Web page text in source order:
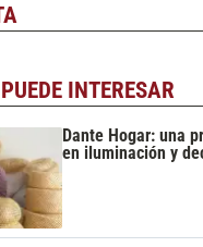
INTERESAR
Dante Hogar: una
en iluminación y